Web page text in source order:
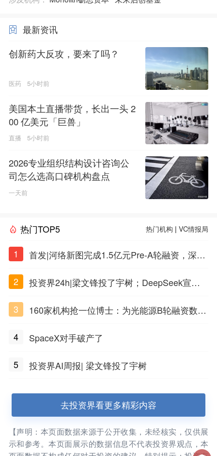
最新资讯
创新药大反攻，要来了吗？
医药 5小时前
美国本土直播带货，长出一头 2
00 亿美元「巨兽」
直播 5小时前
2026专业组织结构设计咨询公
司怎么选高口碑机构盘点
一天前
热门TOP5 热门机构 |VC情报局
1
首发|河络新图完成1.5亿元Pre-A轮融资，深耕i
2
投资界24h|梁文锋投了宇树；DeepSeek宣布
3
160家机构抢一位博士：为光能源B轮融资数亿
4
SpaceX对手破产了
5 投资界AI周报| 梁文锋投了宇树
去投资界看更多精彩内容
【声明：本页面数据来源于公开收集，未经核实，仅供展
示和参考。本页面展示的数据信息不代表投资界观点，本